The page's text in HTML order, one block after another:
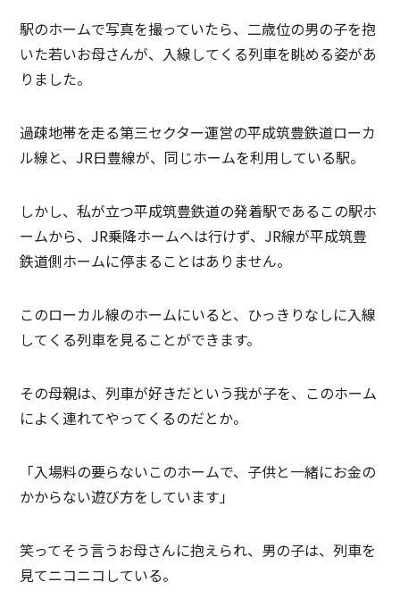
駅のホームで写真を撮っていたら、二歳位の男の子を抱
いた若いお母さんが、入線してくる列車を眺める姿があ
りました。
過疎地帯を走る第三セクター運営の平成筑豊鉄道ローカ
ル線と、JR日豊線が、同じホームを利用している駅。
しかし、私が立つ平成筑豊鉄道の発着駅であるこの駅ホ
ームから、JR乗降ホームへは行けず、JR線が平成筑豊
鉄道側ホームに停まることはありません。
このローカル線のホームにいると、ひっきりなしに入線
してくる列車を見ることができます。
その母親は、列車が好きだという我が子を、このホーム
によく連れてやってくるのだとか。
「入場料の要らないこのホームで、子供と一緒にお金の
かからない遊び方をしています」
笑ってそう言うお母さんに抱えられ、男の子は、列車を
見てニコニコしている。